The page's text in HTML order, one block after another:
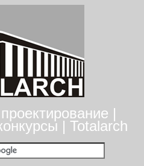
|
| Totalarch